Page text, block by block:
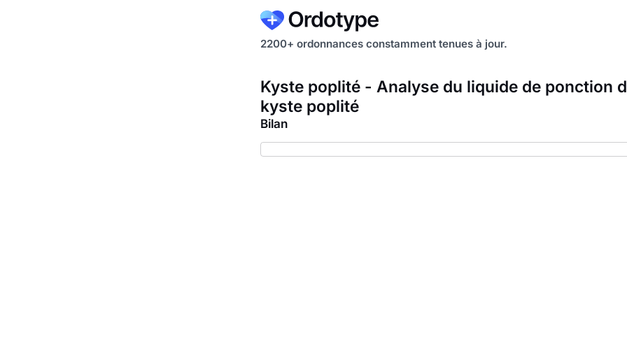
2200+ ordonnances constamment tenues à jour.
Kyste poplité - Analyse du liquide de ponction
kyste poplité
Bilan